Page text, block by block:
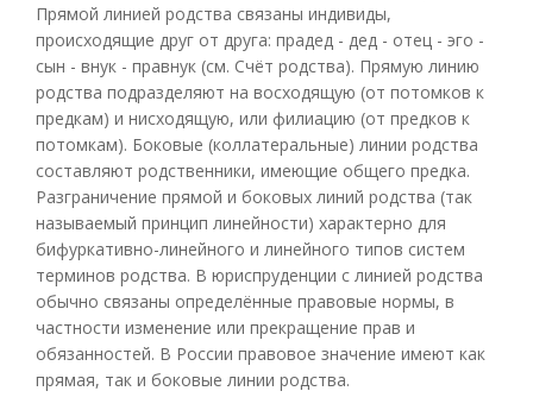
Прямой линией родства связаны индивиды,
происходящие друг от друга: прадед - дед - отец - эго -
сын - внук - правнук (см. Счёт родства). Прямую линию
родства подразделяют на восходящую (от потомков к
предкам) и нисходящую, или филиацию (от предков к
потомкам). Боковые (коллатеральные) линии родства
составляют родственники, имеющие общего предка.
Разграничение прямой и боковых линий родства (так
называемый принцип линейности) характерно для
бифуркативно-линейного и линейного типов систем
терминов родства. В юриспруденции с линией родства
обычно связаны определённые правовые нормы, в
частности изменение или прекращение прав и
обязанностей. В России правовое значение имеют как
прямая, так и боковые линии родства.